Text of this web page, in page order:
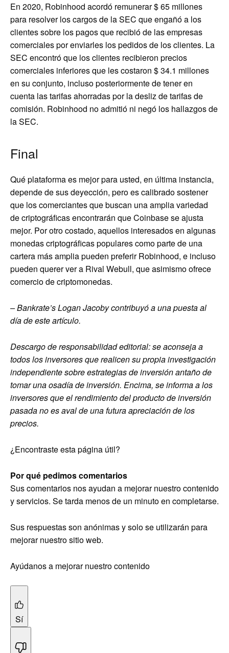
En 2020, Robinhood acordó remunerar $ 65 millones
para resolver los cargos de la SEC que engañó a los
clientes sobre los pagos que recibió de las empresas
comerciales por enviarles los pedidos de los clientes. La
SEC encontró que los clientes recibieron precios
comerciales inferiores que les costaron $ 34.1 millones
en su conjunto, incluso posteriormente de tener en
cuenta las tarifas ahorradas por la desliz de tarifas de
comisión. Robinhood no admitió ni negó los hallazgos de
la SEC.
Final
Qué plataforma es mejor para usted, en última instancia,
depende de sus deyección, pero es calibrado sostener
que los comerciantes que buscan una amplia variedad
de criptográficas encontrarán que Coinbase se ajusta
mejor. Por otro costado, aquellos interesados ​​en algunas
monedas criptográficas populares como parte de una
cartera más amplia pueden preferir Robinhood, e incluso
pueden querer ver a Rival Webull, que asimismo ofrece
comercio de criptomonedas.
– Bankrate’sLogan Jacobycontribuyó a una puesta al
día de este artículo.
Descargo de responsabilidad editorial: se aconseja a
todos los inversores que realicen su propia investigación
independiente sobre estrategias de inversión antaño de
tomar una osadía de inversión. Encima, se informa a los
inversores que el rendimiento del producto de inversión
pasada no es aval de una futura apreciación de los
precios.
¿Encontraste esta página útil?
Por qué pedimos comentarios
Sus comentarios nos ayudan a mejorar nuestro contenido
y servicios. Se tarda menos de un minuto en completarse.
Sus respuestas son anónimas y solo se utilizarán para
mejorar nuestro sitio web.
Ayúdanos a mejorar nuestro contenido
Sí